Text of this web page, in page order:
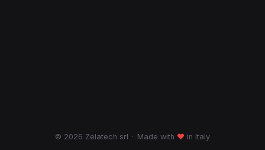
© 2026 Zelatech srl · Made with ♥ in Italy